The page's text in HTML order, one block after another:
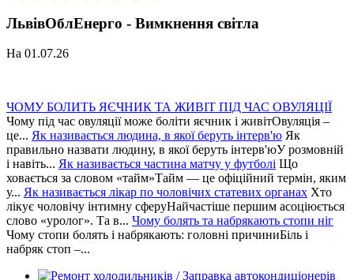
ЛьвівОблЕнерго - Вимкнення світла
На 01.07.26
ЧОМУ БОЛИТЬ ЯЄЧНИК ТА ЖИВІТ ПІД ЧАС ОВУЛЯЦІЇ
Чому під час овуляції може боліти яєчник і живітОвуляція –
це... Як називається людина, в якої беруть інтерв'ю Як
правильно назвати людину, в якої беруть інтерв'юУ розмовній
і навіть... Як називається частина матчу у футболі Що
ховається за словом «тайм»Тайм — це офіційний термін, яким
у... Як називається лікар по чоловічих статевих органах Хто
лікує чоловічу інтимну сферуНайчастіше першим асоціюється
слово «уролог». Та в... Чому болять та набрякають стопи ніг
Чому стопи болять і набрякають: головні причиниБіль і
набряк стоп –...